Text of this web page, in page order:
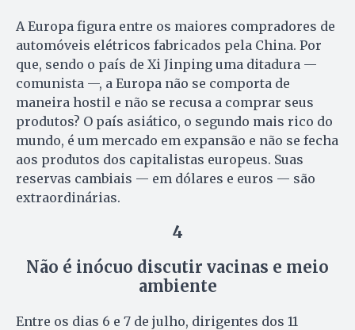
A Europa figura entre os maiores compradores de
automóveis elétricos fabricados pela China. Por
que, sendo o país de Xi Jinping uma ditadura —
comunista —, a Europa não se comporta de
maneira hostil e não se recusa a comprar seus
produtos? O país asiático, o segundo mais rico do
mundo, é um mercado em expansão e não se fecha
aos produtos dos capitalistas europeus. Suas
reservas cambiais — em dólares e euros — são
extraordinárias.
4
Não é inócuo discutir vacinas e meio
ambiente
Entre os dias 6 e 7 de julho, dirigentes dos 11